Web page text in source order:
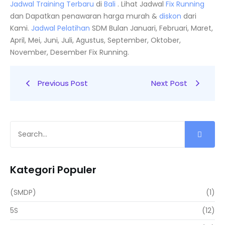
Jadwal Training Terbaru di Bali . Lihat Jadwal Fix Running
dan Dapatkan penawaran harga murah & diskon dari
Kami. Jadwal Pelatihan SDM Bulan Januari, Februari, Maret,
April, Mei, Juni, Juli, Agustus, September, Oktober,
November, Desember Fix Running.
Previous Post Next Post
Kategori Populer
(SMDP)
(1)
5S
(12)